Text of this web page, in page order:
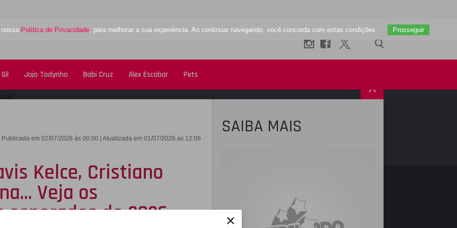
×
Política de Privacidade, para melhorar a sua experiência. Ao continuar navegando, você concorda com estas condições. Prosseguir
Jojo Todynho Babi Cruz Alex Escobar Pets
X
Publicada em 02/07/2026 às 00:00 | Atualizada em 01/07/2026 às 12:06
Kelce, Cristiano
Veja os
de 2026
SAIBA MAIS
TWITTER INSTAGRAM